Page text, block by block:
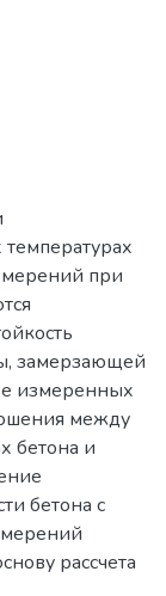
при
замерзающей
измеренных
между
бетона и
бетона с
рассчета